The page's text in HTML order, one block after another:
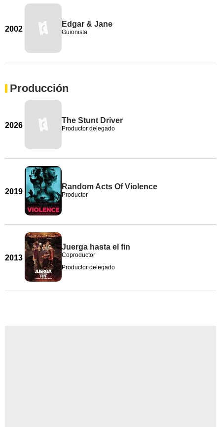
2002
Edgar & Jane
Guionista
Producción
2026
The Stunt Driver
Productor delegado
2019
Random Acts Of Violence
Productor
2013
Juerga hasta el fin
Coproductor
Productor delegado